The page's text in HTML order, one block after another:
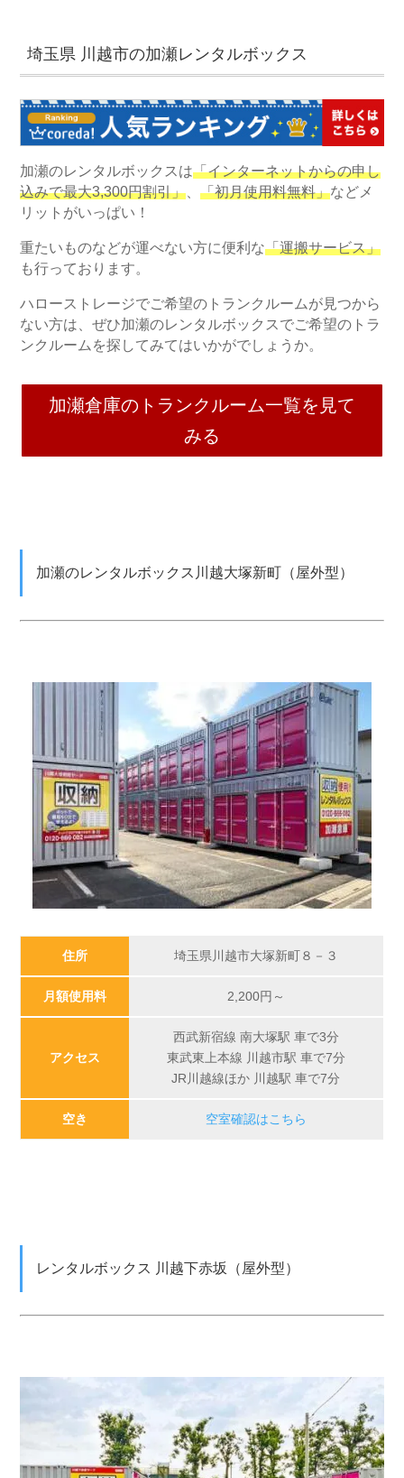
埼玉県 川越市の加瀬レンタルボックス
加瀬のレンタルボックスは「インターネットからの申し
込みで最大3,300円割引」 、「初月使用料無料」などメ
リットがいっぱい！
重たいものなどが運べない方に便利な「運搬サービス」
も行っております。
ハローストレージでご希望のトランクルームが見つから
ない方は、ぜひ加瀬のレンタルボックスでご希望のトラ
ンクルームを探してみてはいかがでしょうか。
加瀬倉庫のトランクルーム一覧を見て
みる
加瀬のレンタルボックス川越大塚新町（屋外型）
住所 埼玉県川越市大塚新町８－３
月額使用料 2,200円～
アクセス
西武新宿線 南大塚駅 車で3分
東武東上本線 川越市駅 車で7分
JR川越線ほか 川越駅 車で7分
空き 空室確認はこちら
レンタルボックス 川越下赤坂（屋外型）